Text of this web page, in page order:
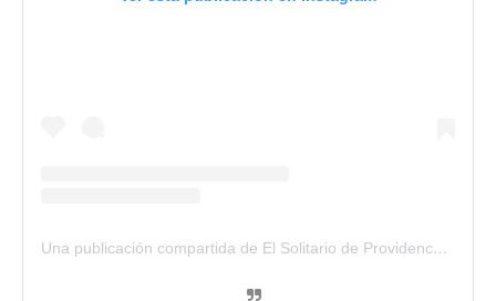
Una publicación compartida de El Solitario de Providence (@solitario_providence)